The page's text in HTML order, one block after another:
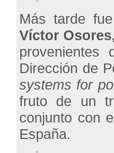
Más tarde
Víctor
Dirección de
systems for
fruto de un
conjunto con
España.